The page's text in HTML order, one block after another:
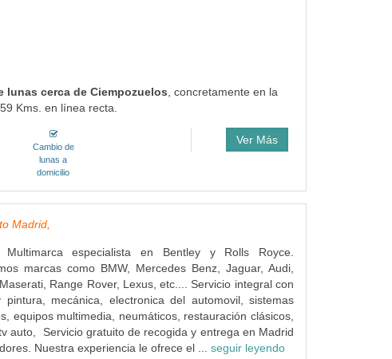
lunas cerca de Ciempozuelos , concretamente en la
Kms. en línea recta.
Cambio de
lunas a
domicilio
Ver Más
Madrid,
Multimarca especialista en Bentley y Rolls Royce.
marcas como BMW, Mercedes Benz, Jaguar, Audi,
Range Rover, Lexus, etc.... Servicio integral con
pintura, mecánica, electronica del automovil, sistemas
equipos multimedia, neumáticos, restauración clásicos,
auto, Servicio gratuito de recogida y entrega en Madrid
Nuestra experiencia le ofrece el ... seguir leyendo